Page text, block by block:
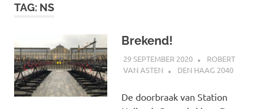
TAG: NS
Brekend!
29 SEPTEMBER 2020
ROBERT
VAN ASTEN
DEN HAAG 2040
De doorbraak van Station